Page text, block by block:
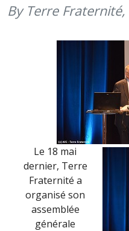
By Terre Fraternité,
Le 18 mai
dernier, Terre
Fraternité a
organisé son
assemblée
générale